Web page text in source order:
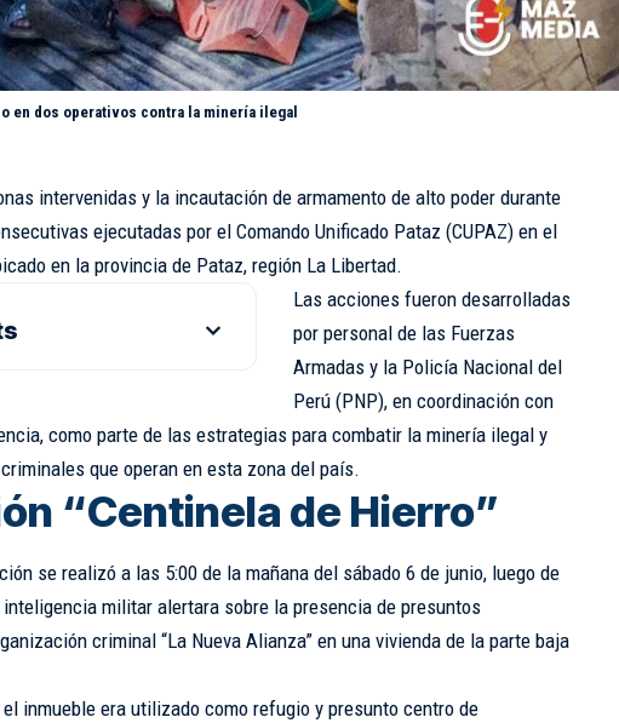
en dos operativos contra la minería ilegal
intervenidas y la incautación de armamento de alto poder durante
ejecutadas por el Comando Unificado Pataz (CUPAZ) en el
en la provincia de Pataz, región La Libertad.
Las acciones fueron desarrolladas
por personal de las Fuerzas
Armadas y la Policía Nacional del
Perú (PNP), en coordinación con
como parte de las estrategias para combatir la minería ilegal y
que operan en esta zona del país.
“Centinela de Hierro”
se realizó a las 5:00 de la mañana del sábado 6 de junio, luego de
militar alertara sobre la presencia de presuntos
criminal “La Nueva Alianza” en una vivienda de la parte baja
inmueble era utilizado como refugio y presunto centro de